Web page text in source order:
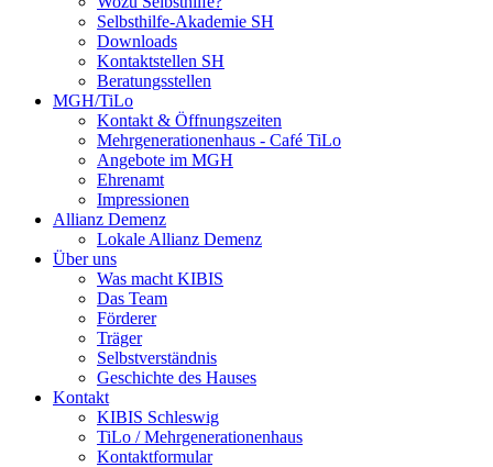
Selbsthilfe-Akademie SH
Downloads
Kontaktstellen SH
Beratungsstellen
MGH/TiLo
Kontakt & Öffnungszeiten
Mehrgenerationenhaus - Café TiLo
Angebote im MGH
Ehrenamt
Impressionen
Allianz Demenz
Lokale Allianz Demenz
Über uns
Was macht KIBIS
Das Team
Förderer
Träger
Selbstverständnis
Geschichte des Hauses
Kontakt
KIBIS Schleswig
TiLo / Mehrgenerationenhaus
Kontaktformular